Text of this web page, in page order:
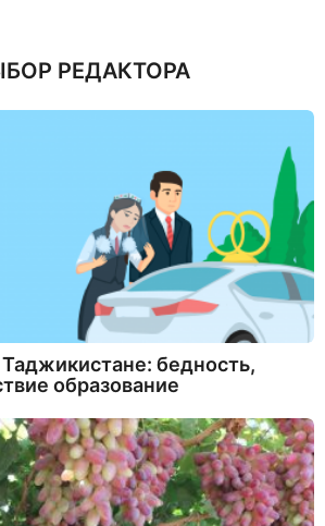
РЕДАКТОРА
бедность,
образование